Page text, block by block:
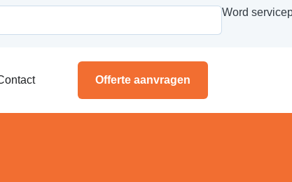
Word
Offerte aanvragen